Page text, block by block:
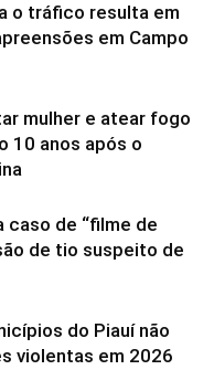
o tráfico resulta em
em Campo
mulher e atear fogo
10 anos após o
caso de “filme de
de tio suspeito de
do Piauí não
violentas em 2026